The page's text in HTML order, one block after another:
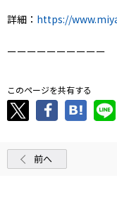
詳細： https://
ーーーーーーーーーー
このページを共有する
前へ